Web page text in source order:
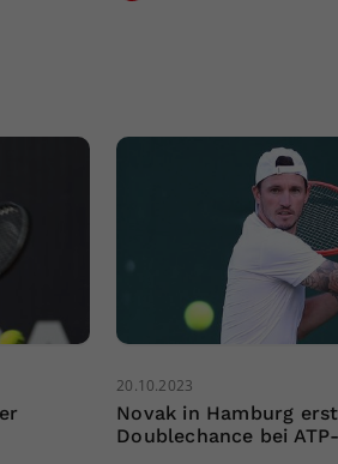
20.10.2023
Novak in Hamburg
Doublechance bei